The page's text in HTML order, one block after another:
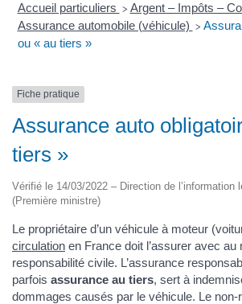
Accueil particuliers > Argent – Impôts –
Assurance automobile (véhicule) >
ou « au tiers »
Fiche pratique
Assurance auto
tiers »
Vérifié le 14/03/2022 – Direction de l’information
(Première ministre)
Le propriétaire d’un véhicule à moteur
circulation en France doit l’assurer avec
responsabilité civile. L’assurance
parfois assurance au tiers, sert à
dommages causés par le véhicule. Le non-